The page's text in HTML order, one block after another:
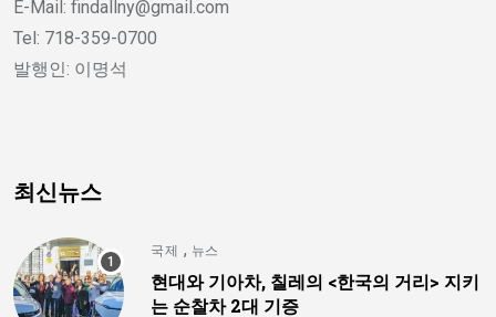
E-Mail: findallny@gmail.com
Tel: 718-359-0700
발행인: 이명석
최신뉴스
국제 , 뉴스
현대와 기아차, 칠레의 <한국의 거리> 지키
는 순찰차 2대 기증